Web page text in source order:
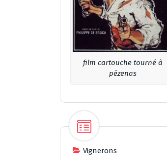
film cartouche tourné à
pézenas
Vignerons